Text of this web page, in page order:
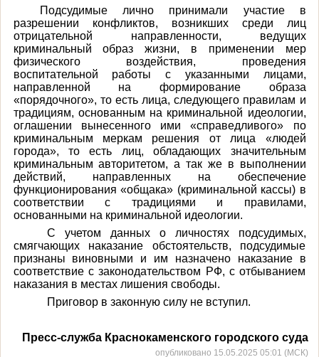
Подсудимые лично принимали участие в
разрешении конфликтов, возникших среди лиц
отрицательной направленности, ведущих
криминальный образ жизни, в применении мер
физического воздействия, проведения
воспитательной работы с указанными лицами,
направленной на формирование образа
«порядочного», то есть лица, следующего правилам и
традициям, основанным на криминальной идеологии,
оглашении вынесенного ими «справедливого» по
криминальным меркам решения от лица «людей
города», то есть лиц, обладающих значительным
криминальным авторитетом, а так же в выполнении
действий, направленных на обеспечение
функционирования «общака» (криминальной кассы) в
соответствии с традициями и правилами,
основанными на криминальной идеологии.
С учетом данных о личностях подсудимых,
смягчающих наказание обстоятельств, подсудимые
признаны виновными и им назначено наказание в
соответствие с законодательством РФ, с отбыванием
наказания в местах лишения свободы.
Приговор в законную силу не вступил.
Пресс-служба Краснокаменского городского суда
опубликовано 15.05.2025 05:01 (МСК)